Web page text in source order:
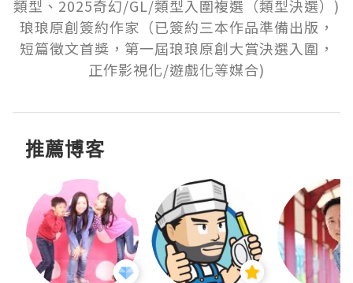
類型、2025奇幻/GL/類型入圍複選（類型決選）)
琅琅原創簽約作家（已簽約三本作品準備出版，
短篇徵文首獎，第一屆琅琅原創大賞決選入圍，
正作影視化/遊戲化等媒合)
推薦博客